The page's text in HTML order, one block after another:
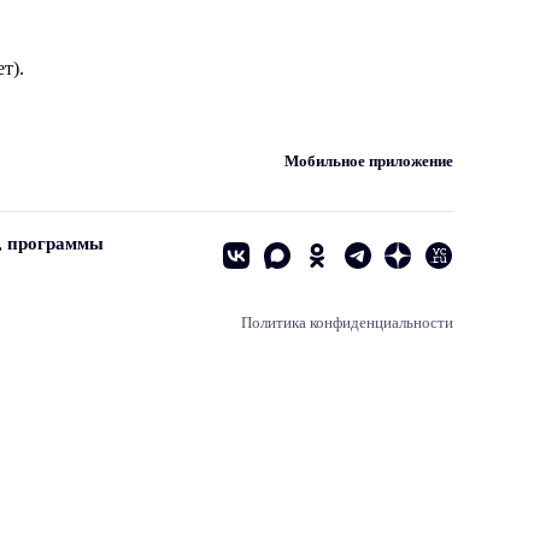
Мобильное приложение
программы
Политика конфиденциальности